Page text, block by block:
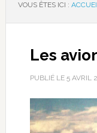
VOUS ÊTES ICI :
Les
PUBLIÉ LE 5 AVRIL